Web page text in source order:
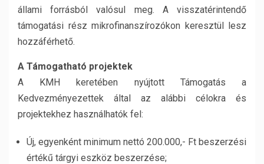
állami forrásból valósul meg. A visszatérintendő
támogatási rész mikrofinanszírozókon keresztül lesz
hozzáférhető.
A Támogatható projektek
A KMH keretében nyújtott Támogatás a
Kedvezményezettek által az alábbi célokra és
projektekhez használhatók fel:
Új, egyenként minimum nettó 200.000,- Ft beszerzési
értékű tárgyi eszköz beszerzése;